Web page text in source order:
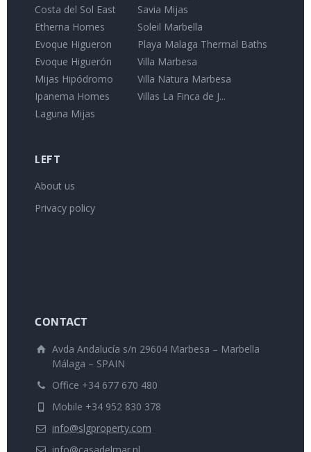
Costa del Sol East
Etherna Homes
Evoque Higueron
Evoque Higuerón
Mijas Hipódromo
Ipanema Homes
Laguna Mijas
Savia Mijas
Soleil Marbella
Playa Malaga Thermal Baths
Villa Marbesa
Villa Natura Marbesa
Villas La Finca de J...
LEFT
About us
Privacy policy
CONTACT
Avda Andalucía s/n 29604 Marbesa – Marbella
Málaga – SPAIN
Office +34 677 670 480
Mobile +34 952 830 378
info@slgproperty.com